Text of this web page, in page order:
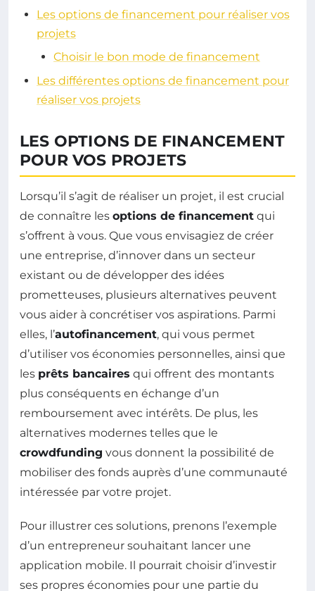
Les options de financement pour réaliser vos
projets
Choisir le bon mode de financement
Les différentes options de financement pour
réaliser vos projets
LES OPTIONS DE FINANCEMENT
POUR VOS PROJETS
Lorsqu’il s’agit de réaliser un projet, il est crucial
de connaître les options de financement qui
s’offrent à vous. Que vous envisagiez de créer
une entreprise, d’innover dans un secteur
existant ou de développer des idées
prometteuses, plusieurs alternatives peuvent
vous aider à concrétiser vos aspirations. Parmi
elles, l’autofinancement, qui vous permet
d’utiliser vos économies personnelles, ainsi que
les prêts bancaires qui offrent des montants
plus conséquents en échange d’un
remboursement avec intérêts. De plus, les
alternatives modernes telles que le
crowdfunding vous donnent la possibilité de
mobiliser des fonds auprès d’une communauté
intéressée par votre projet.
Pour illustrer ces solutions, prenons l’exemple
d’un entrepreneur souhaitant lancer une
application mobile. Il pourrait choisir d’investir
ses propres économies pour une partie du